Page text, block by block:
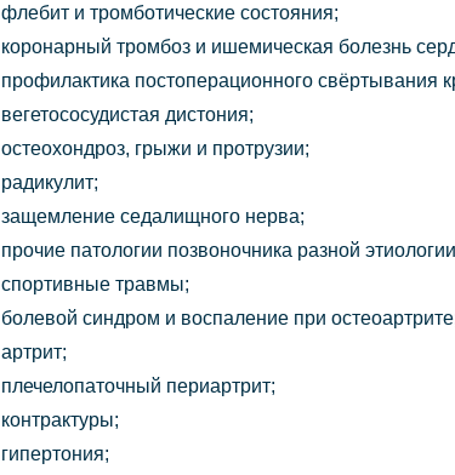
флебит и тромботические состояния;
коронарный тромбоз и ишемическая болезнь
профилактика постоперационного свёртывания
вегетососудистая дистония;
остеохондроз, грыжи и протрузии;
радикулит;
защемление седалищного нерва;
прочие патологии позвоночника разной
спортивные травмы;
болевой синдром и воспаление при
артрит;
плечелопаточный периартрит;
контрактуры;
гипертония;